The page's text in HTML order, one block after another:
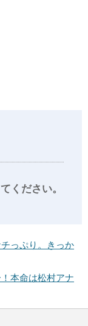
ください。
っぷり。きっか
本命は松村アナ